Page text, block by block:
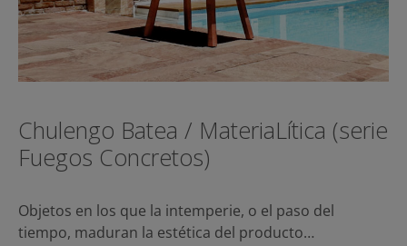
Chulengo Batea / MateriaLítica (serie
Fuegos Concretos)
Objetos en los que la intemperie, o el paso del
tiempo, maduran la estética del producto…